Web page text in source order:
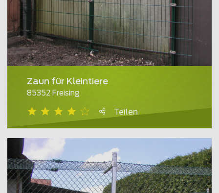
Zaun für Kleintiere
85352 Freising
Teilen